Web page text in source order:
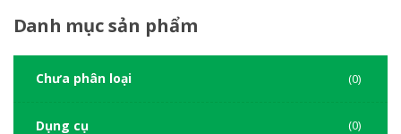
Danh mục sản phẩm
Chưa phân loại (0)
Dụng cụ (0)